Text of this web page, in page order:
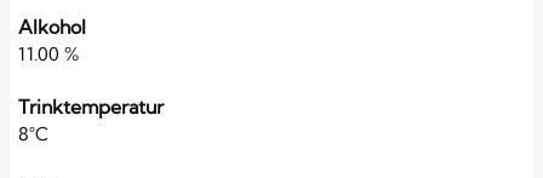
Alkohol
11.00 %
Trinktemperatur
8°C